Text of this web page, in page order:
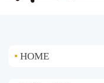
● HOME